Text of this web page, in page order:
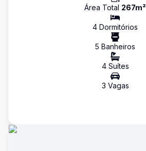
Área Total 267m²
4 Dormitórios
5 Banheiros
4Suítes
3 Vagas